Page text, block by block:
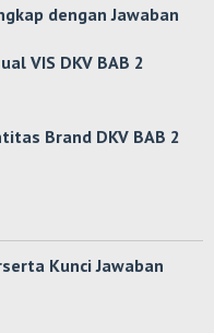
dengan Jawaban
VIS DKV BAB 2
Brand DKV BAB 2
Kunci Jawaban